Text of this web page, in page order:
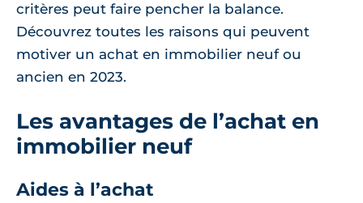
critères peut faire pencher la balance.
Découvrez toutes les raisons qui peuvent
motiver un achat en immobilier neuf ou
ancien en 2023.
Les avantages de l’achat en
immobilier neuf
Aides à l’achat